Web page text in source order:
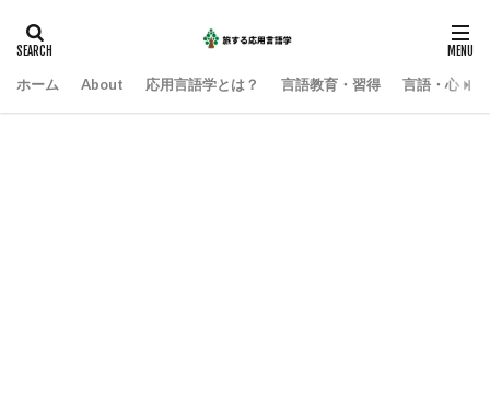
ホーム About 応用言語学とは？ 言語教育・習得 言語・心・